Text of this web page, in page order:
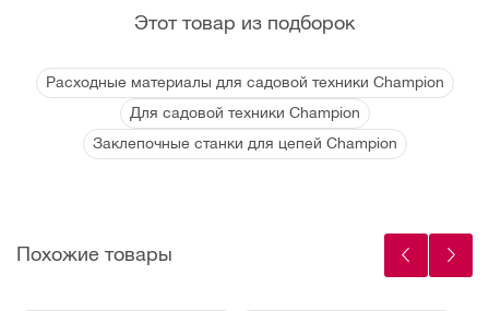
Этот товар из подборок
Расходные материалы для садовой техники Champion
Для садовой техники Champion
Заклепочные станки для цепей Champion
Похожие товары